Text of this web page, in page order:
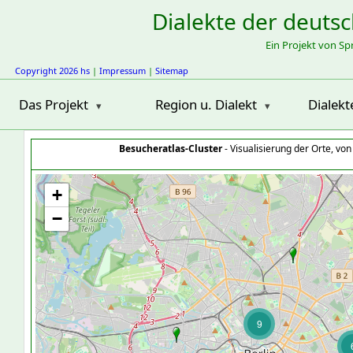
Dialekte der
Ein Projekt von
Copyright 2026 hs | Impressum | Sitemap
Das Projekt Region u. Dialekt
Besucheratlas-Cluster- Visualisierung der Orte,
9
+
−